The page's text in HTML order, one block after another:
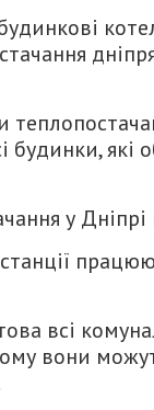
які
у Дніпрі
всі
вони